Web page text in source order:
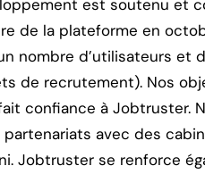
est soutenu et
de la plateforme en
nombre d’utilisateurs et
de recrutement). Nos
confiance à Jobtruster.
avec des
Jobtruster se renforce